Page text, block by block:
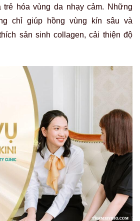
hóa vùng da nhạy cảm. Những
chỉ giúp hồng vùng kín sâu và
sản sinh collagen, cải thiện độ